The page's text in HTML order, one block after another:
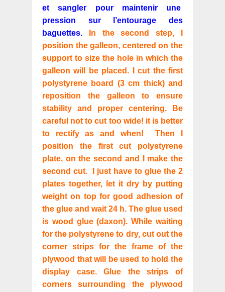
et sangler pour maintenir une
pression sur l’entourage des
baguettes. In the second step, I
position the galleon, centered on the
support to size the hole in which the
galleon will be placed. I cut the first
polystyrene board (3 cm thick) and
reposition the galleon to ensure
stability and proper centering. Be
careful not to cut too wide! it is better
to rectify as and when! Then I
position the first cut polystyrene
plate, on the second and I make the
second cut. I just have to glue the 2
plates together, let it dry by putting
weight on top for good adhesion of
the glue and wait 24 h. The glue used
is wood glue (daxon). While waiting
for the polystyrene to dry, cut out the
corner strips for the frame of the
plywood that will be used to hold the
display case. Glue the strips of
corners surrounding the plywood